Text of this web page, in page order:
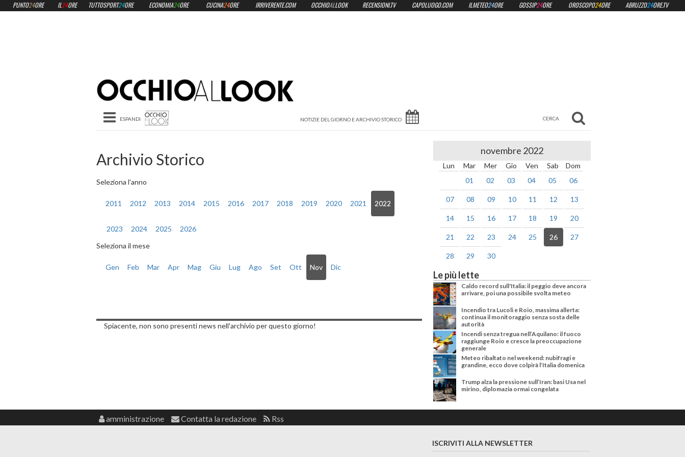
Toggle navigation
Archivio Storico
Seleziona l'anno
2011 2012 2013 2014 2015 2016 2017 2018 2019 2020 2021 2022
2023 2024 2025
2026
Seleziona il mese
Gen Feb Mar Apr Mag Giu Lug Ago Set Ott Nov Dic
Spiacente, non sono presenti news nell'archivio per questo giorno!
novembre 2022
Lun Mar Mer Gio Ven Sab
Dom
01
02 03 04 05 06
07 08 09 10 11 12 13
14 15 16 17 18 19 20
21 22 23 24 25 26 27
28 29 30
Le più lette
Caldo record sull'Italia: il peggio deve ancora
arrivare, poi una possibile svolta meteo
Incendio tra Lucoli e Roio, massima allerta:
continua il monitoraggio senza sosta delle
autorità
Incendi senza tregua nell’Aquilano: il fuoco
raggiunge Roio e cresce la preoccupazione
generale
Meteo ribaltato nel weekend: nubifragi e
grandine, ecco dove colpirà l’Italia domenica
Trump alza la pressione sull’Iran: basi Usa nel
mirino, diplomazia ormai congelata
PUNTO24ORE IL24ORE TUTTOSPORT24ORE ECONOMIA24ORE CUCINA24ORE IRRIVERENTE.COM OCCHIOALLOOK RECENSIONI.TV CAPOLUOGO.COM ILMETEO24ORE GOSSIP24ORE OROSCOPO24ORE ABRUZZO24ORE.TV
amministrazione Contatta la redazione Rss
ISCRIVITI ALLA NEWSLETTER